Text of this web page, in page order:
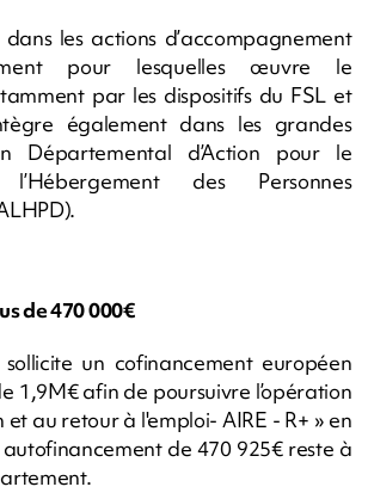
dans les actions d’accompagnement
pour lesquelles œuvre le
par les dispositifs du FSL et
également dans les grandes
Départemental d’Action pour le
des Personnes
de 470 000€
un cofinancement européen
1,9M€ afin de poursuivre l’opération
et au retour à l'emploi- AIRE - R+ » en
de 470 925€ reste à